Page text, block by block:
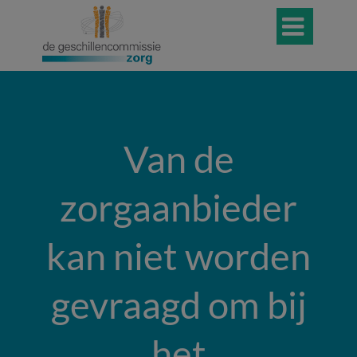

Van de
zorgaanbieder
kan niet worden
gevraagd om bij